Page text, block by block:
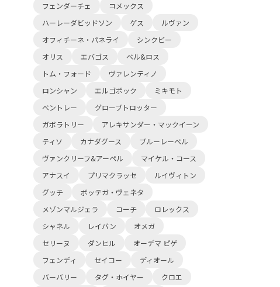
フェンダーチェ
コメックス
ハーレーダビッドソン
ゲス
ルヴァン
オフィチーネ・パネライ
シンクビー
オリス
エバゴス
ベル&ロス
トム・フォード
ヴァレンティノ
ロンシャン
エルゴポック
ミキモト
ベントレー
グローブトロッター
ガボラトリー
アレキサンダー・マックイーン
ティソ
カナダグース
ブルーレーベル
ヴァンクリーフ&アーペル
マイケル・コース
アナスイ
プリマクラッセ
ルイヴィトン
グッチ
ボッテガ・ヴェネタ
メゾンマルジェラ
コーチ
ロレックス
シャネル
レイバン
オメガ
セリーヌ
ダンヒル
オーデマ ピゲ
フェンディ
セイコー
ディオール
バーバリー
タグ・ホイヤー
クロエ